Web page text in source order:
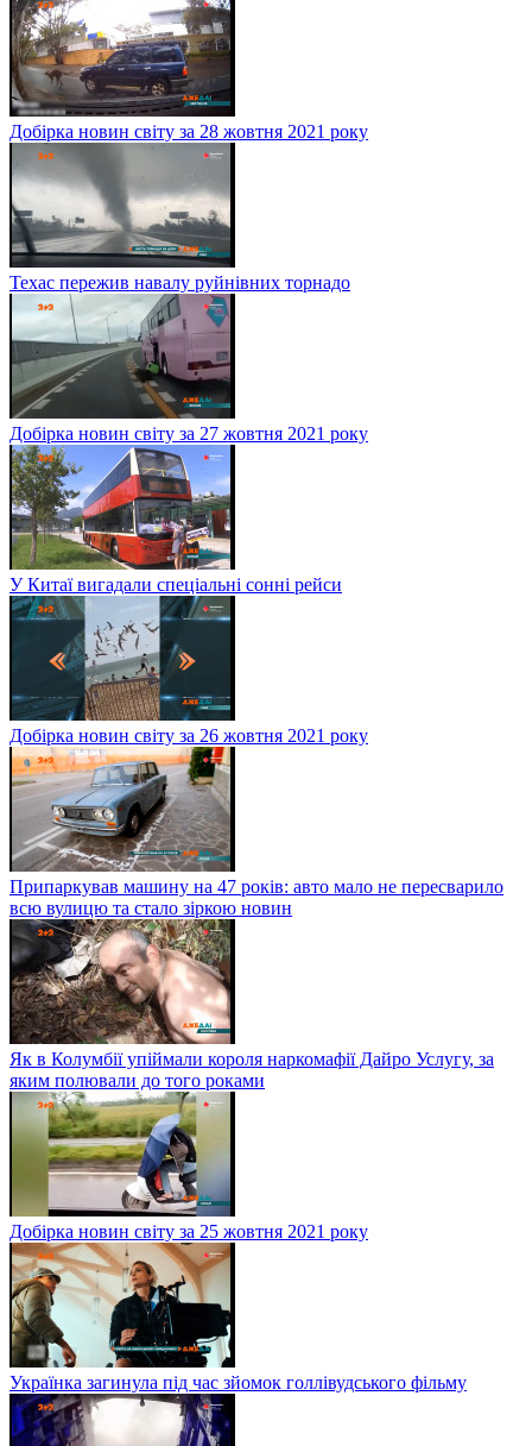
Добірка новин світу за 28 жовтня 2021 року
Техас пережив навалу руйнівних торнадо
Добірка новин світу за 27 жовтня 2021 року
У Китаї вигадали спеціальні сонні рейси
Добірка новин світу за 26 жовтня 2021 року
Припаркував машину на 47 років: авто мало не пересварило
всю вулицю та стало зіркою новин
Як в Колумбії упіймали короля наркомафії Дайро Услугу, за
яким полювали до того роками
Добірка новин світу за 25 жовтня 2021 року
Українка загинула під час зйомок голлівудського фільму